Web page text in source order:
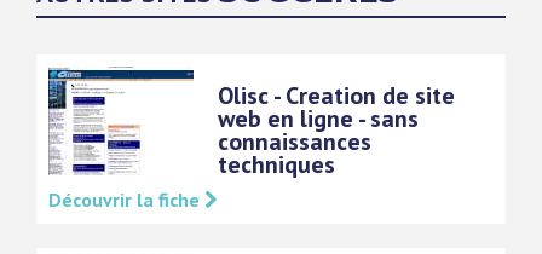
Olisc - Creation de site
web en ligne - sans
connaissances
techniques
Découvrir la fiche